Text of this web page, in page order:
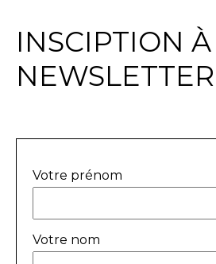
INSCIPTION
NEWSLETTER
Votre prénom
Votre nom